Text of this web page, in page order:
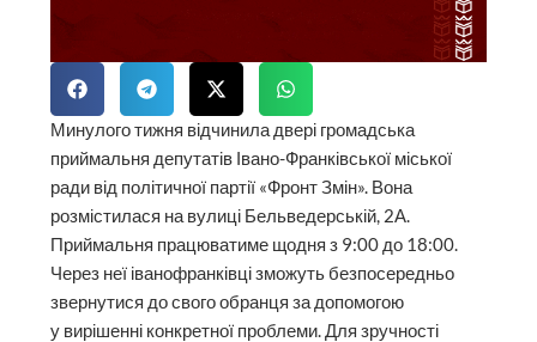
Минулого тижня відчинила двері громадська
приймальня депутатів Івано-Франківської міської
ради від політичної партії «Фронт Змін». Вона
розмістилася на вулиці Бельведерській, 2А.
Приймальня працюватиме щодня з 9:00 до 18:00.
Через неї іванофранківці зможуть безпосередньо
звернутися до свого обранця за допомогою
у вирішенні конкретної проблеми. Для зручності